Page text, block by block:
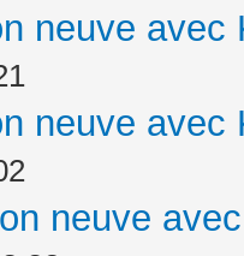
neuve avec
neuve avec
neuve